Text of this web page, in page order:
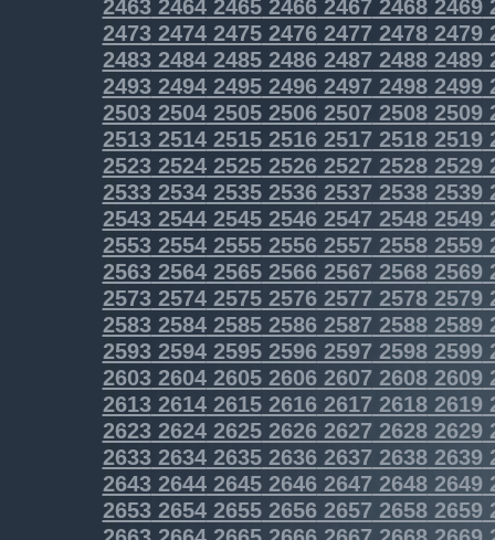
2463246424652466246724682469
2473247424752476247724782479
2483248424852486248724882489
2493249424952496249724982499
2503250425052506250725082509
2513251425152516251725182519
2523252425252526252725282529
2533253425352536253725382539
2543254425452546254725482549
2553255425552556255725582559
25632564256525662567 25682569
25732574257525762577 25782579
25832584258525862587 25882589
2593259425952596259725982599
2603260426052606260726082609
26132614261526162617 26182619
26232624262526262627 26282629
26332634263526362637 26382639
26432644264526462647 26482649
26532654265526562657 26582659